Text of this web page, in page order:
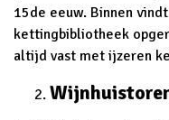
15de eeuw. Binnen
kettingbibliotheek
altijd vast met ijzeren